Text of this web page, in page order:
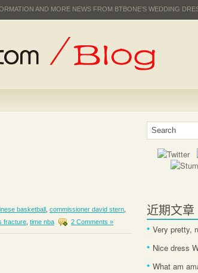
AND MORE NEWS FROM BTBONE’S WEDDING
basketball commissioner david stern
fracture time nba 2 Comments »
近期文章
Very pretty,
Nice dress
What am